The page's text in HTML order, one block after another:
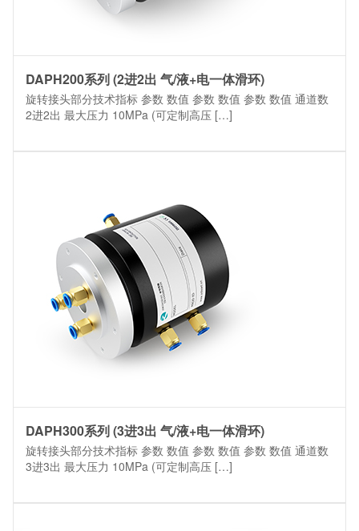
DAPH200系列 (2进2出 气/液+电一体滑环)
旋转接头部分技术指标 参数 数值 参数 数值 参数 数值 通道数
2进2出 最大压力 10MPa (可定制高压 […]
DAPH300系列 (3进3出 气/液+电一体滑环)
旋转接头部分技术指标 参数 数值 参数 数值 参数 数值 通道数
3进3出 最大压力 10MPa (可定制高压 […]